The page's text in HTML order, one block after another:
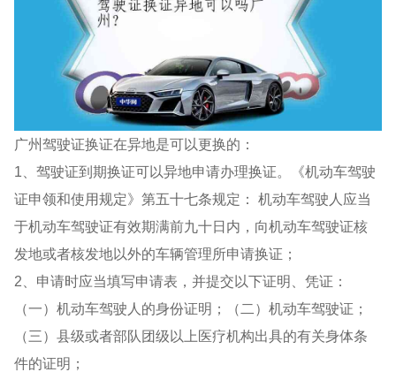
广州驾驶证换证在异地是可以更换的：
1、驾驶证到期换证可以异地申请办理换证。《机动车驾驶
证申领和使用规定》第五十七条规定： 机动车驾驶人应当
于机动车驾驶证有效期满前九十日内，向机动车驾驶证核
发地或者核发地以外的车辆管理所申请换证；
2、申请时应当填写申请表，并提交以下证明、凭证：
（一）机动车驾驶人的身份证明；（二）机动车驾驶证；
（三）县级或者部队团级以上医疗机构出具的有关身体条
件的证明；